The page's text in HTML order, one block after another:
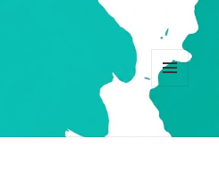
MENU
WIDGETS